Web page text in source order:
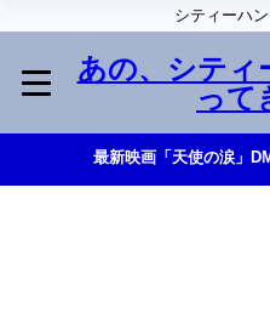
シティーハ
あの、シティ
って
最新映画「天使の涙」